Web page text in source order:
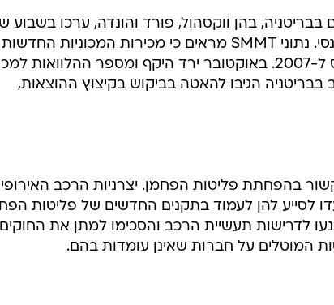
בבריטניה, בהן ווקסהול, פורד והונדה, ערכו בשבוע
שיחות עם הממשלה בנוגע למתן סיוע פיננסי. נתוני SMMT מראים כי מכירות המכוניות החדשות
בנובמבר צנחו בשיעור שיא של 37% ביחס ל-2007. באוקטובר ירד היקף ומספר ההלוואות
הגיבו להאטה בביקוש בקיצוץ ההוצאות,
בהפחתת פליטות הפחמן. יצרניות הרכב
שנועדו לסייע להן לעמוד בתקנים החדשים של פליטות
לדרישות תעשיית הרכב והסכימו למתן את החוקים
המוטלים על חברות שאינן עומדות בהם.